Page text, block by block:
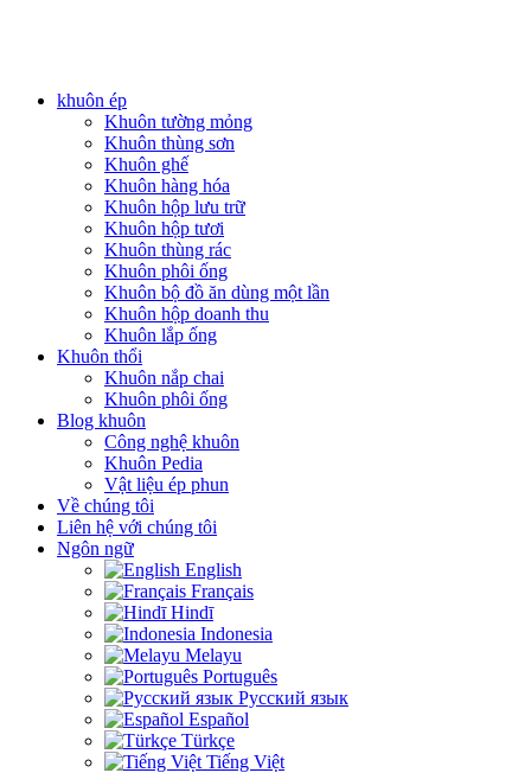
khuôn ép
Khuôn tường mỏng
Khuôn thùng sơn
Khuôn ghế
Khuôn hàng hóa
Khuôn hộp lưu trữ
Khuôn hộp tươi
Khuôn thùng rác
Khuôn phôi ống
Khuôn bộ đồ ăn dùng một lần
Khuôn hộp doanh thu
Khuôn lắp ống
Khuôn thổi
Khuôn nắp chai
Khuôn phôi ống
Blog khuôn
Công nghệ khuôn
Khuôn Pedia
Vật liệu ép phun
Về chúng tôi
Liên hệ với chúng tôi
Ngôn ngữ
English
Français
Hindī
Indonesia
Melayu
Português
Русский язык
Español
Türkçe
Tiếng Việt